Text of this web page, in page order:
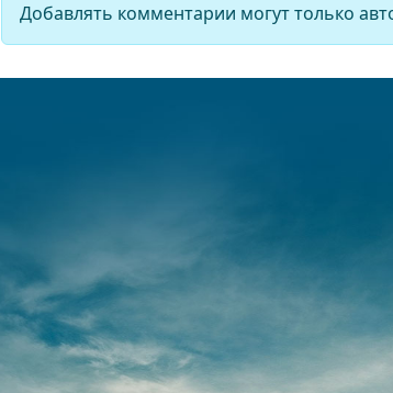
Добавлять комментарии могут только